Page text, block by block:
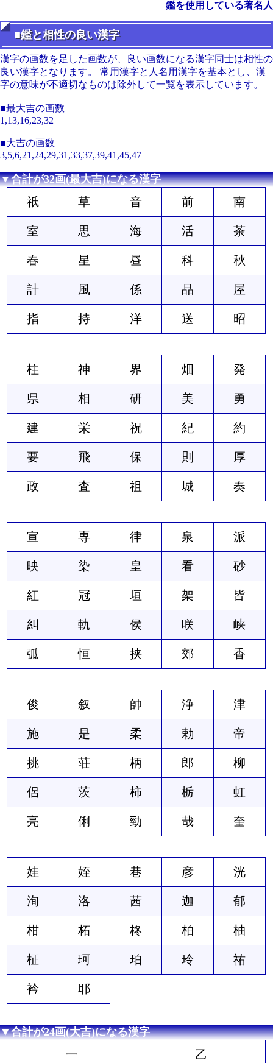
鑑を使用している著名人
■鑑と相性の良い漢字
漢字の画数を足した画数が、良い画数になる漢字同士は相性の
良い漢字となります。 常用漢字と人名用漢字を基本とし、漢
字の意味が不適切なものは除外して一覧を表示しています。
■最大吉の画数
1,13,16,23,32
■大吉の画数
3,5,6,21,24,29,31,33,37,39,41,45,47
▼合計が32画(最大吉)になる漢字
祇 草 音 前 南
室 思 海 活 茶
春 星 昼 科 秋
計 風 係 品 屋
指 持 洋 送 昭
柱 神 界 畑 発
県 相 研 美 勇
建 栄 祝 紀 約
要 飛 保 則 厚
政 査 祖 城 奏
宣 専 律 泉 派
映 染 皇 看 砂
紅 冠 垣 架 皆
糾 軌 侯 咲 峡
弧 恒 挟 郊 香
俊 叙 帥 浄 津
施 是 柔 勅 帝
挑 荘 柄 郎 柳
侶 茨 柿 栃 虹
亮 俐 勁 哉 奎
娃 姪 巷 彦 洸
洵 洛 茜 迦 郁
柑 柘 柊 柏 柚
柾 珂 珀 玲 祐
衿 耶
▼合計が24画(大吉)になる漢字
一 乙